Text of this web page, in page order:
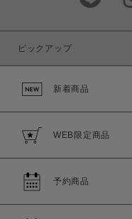
ピックアップ
新着商品
WEB限定商品
予約商品